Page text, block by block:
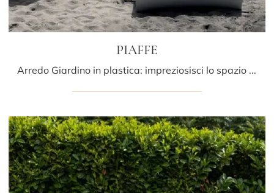
PIAFFE
Arredo Giardino in plastica: impreziosisci lo spazio esterno con svariate offerte di tavolini da giardino della marca Driade.